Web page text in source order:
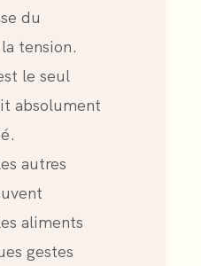
du
tension.
le seul
absolument
autres
aliments
gestes